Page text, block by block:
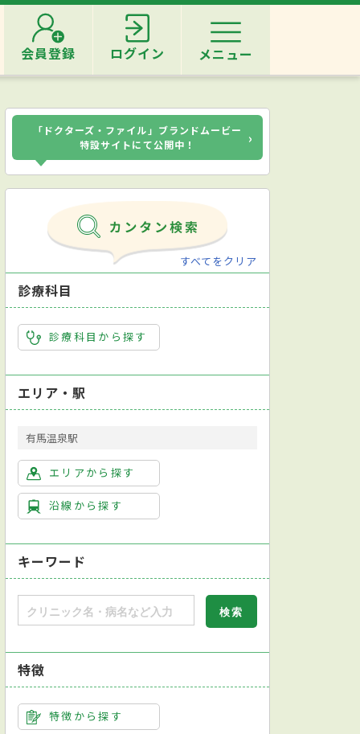
会員登録 ログイン メニュー
「ドクターズ・ファイル」ブランドムービー
特設サイトにて公開中！
›
すべてをクリア
診療科目
診療科目から探す
エリア・駅
有馬温泉駅
エリアから探す
沿線から探す
キーワード
特徴
特徴から探す